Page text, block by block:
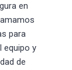
en
para
equipo y
de